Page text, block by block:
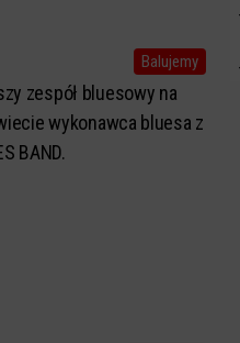
Balujemy
zespół bluesowy na
wykonawca bluesa z
BAND.